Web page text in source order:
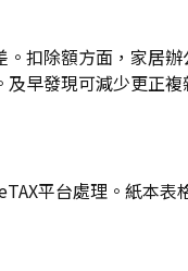
扣除額方面，家居
早發現可減少更正複
平台處理。紙本